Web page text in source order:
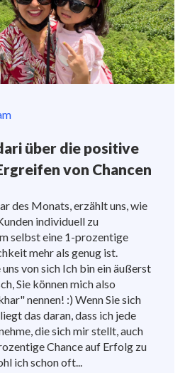
über die positive
von Chancen
des Monats, erzählt uns, wie
individuell zu
selbst eine 1-prozentige
mehr als genug ist.
uns von sich Ich bin ein äußerst
Sie können mich also
nennen! :) Wenn Sie sich
das daran, dass ich jede
die sich mir stellt, auch
Chance auf Erfolg zu
ich schon oft...